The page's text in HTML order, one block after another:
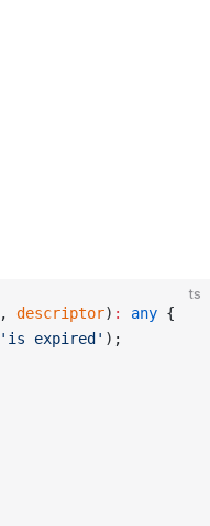
ts
, descriptor) : any {
'is expired' );